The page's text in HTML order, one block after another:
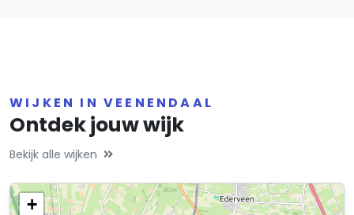
WIJKEN IN VEENENDAAL
Ontdek jouw wijk
Bekijk alle wijken
+